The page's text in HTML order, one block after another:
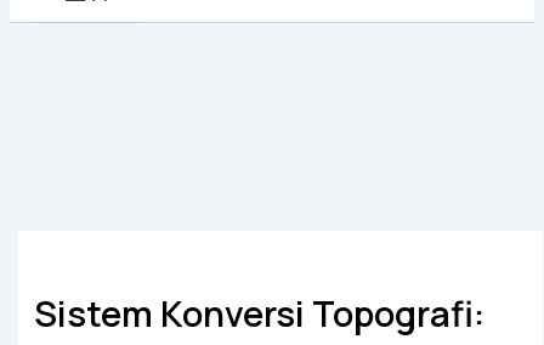
Sistem Konversi Topografi: